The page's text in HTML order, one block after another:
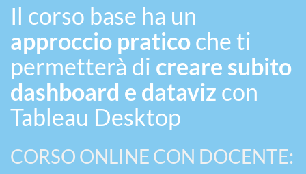
Il corso base ha un
approccio praticoche ti
permetterà di creare subito
dashboard e dataviz con
Tableau Desktop
CORSO ONLINE CON DOCENTE: